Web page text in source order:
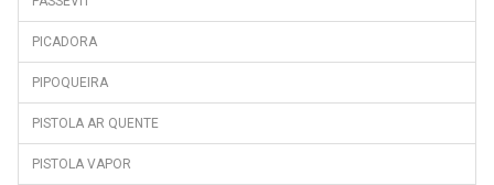
PICADORA
PIPOQUEIRA
PISTOLA AR QUENTE
PISTOLA VAPOR